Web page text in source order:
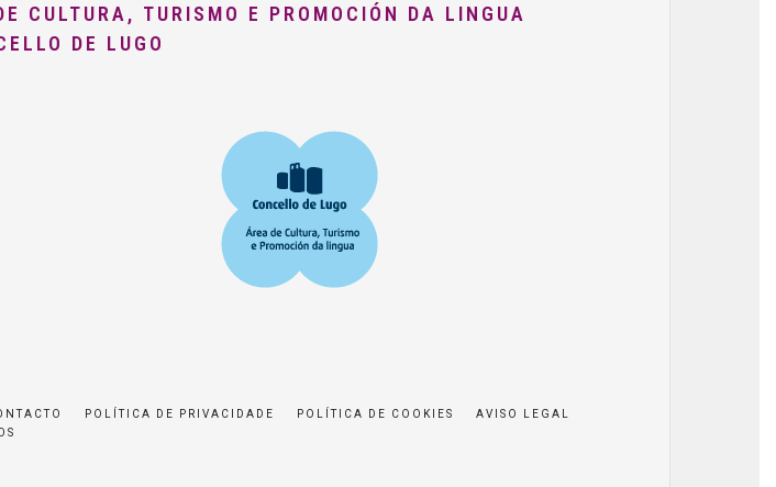
CULTURA, TURISMO E PROMOCIÓN DA LINGUA
DE LUGO
POLÍTICA DE PRIVACIDADE POLÍTICA DE COOKIES
AVISO LEGAL